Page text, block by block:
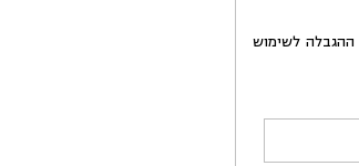
לשימוש